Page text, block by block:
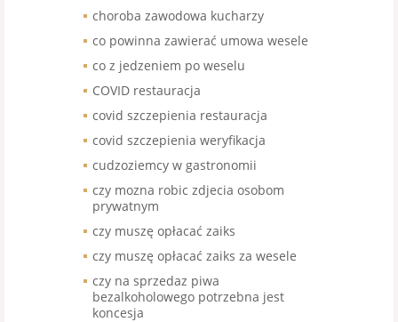
choroba zawodowa kucharzy
co powinna zawierać umowa wesele
co z jedzeniem po weselu
COVID restauracja
covid szczepienia restauracja
covid szczepienia weryfikacja
cudzoziemcy w gastronomii
czy mozna robic zdjecia osobom
prywatnym
czy muszę opłacać zaiks
czy muszę opłacać zaiks za wesele
czy na sprzedaz piwa
bezalkoholowego potrzebna jest
koncesja